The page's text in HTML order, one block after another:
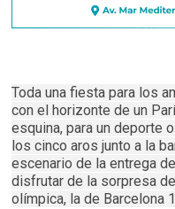
Toda una fiesta para los
con el horizonte de un
esquina, para un deporte
los cinco aros junto a la
escenario de la entrega
disfrutar de la sorpresa
olímpica, la de Barcelona